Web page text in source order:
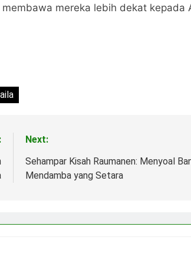
mereka lebih dekat kepada
Next:
Sehampar Kisah Raumanen: Menyoal
Mendamba yang Setara